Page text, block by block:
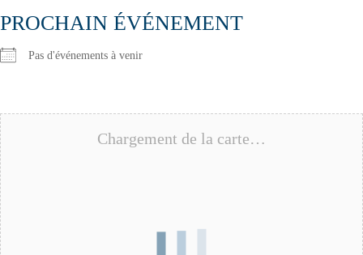
PROCHAIN ÉVÉNEMENT
Pas d'événements à venir
Chargement de la carte…